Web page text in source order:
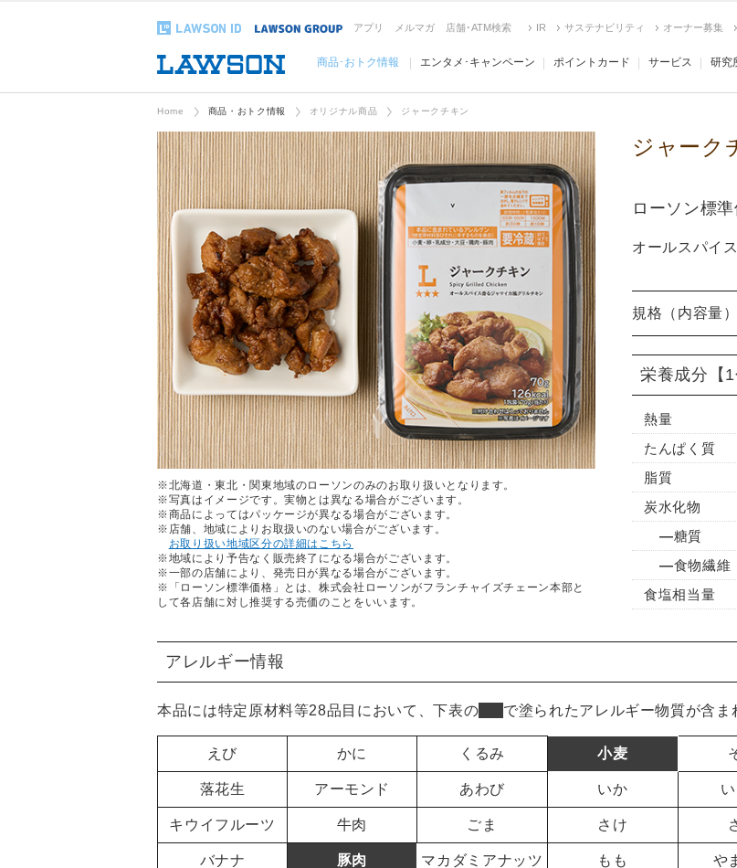
アプリ メルマガ 店舗･ATM検索 IR サステナビリティ オーナー募集
商品･おトク情報 エンタメ･キャンペーン ポイントカード サービス 研究
Home 商品・おトク情報 オリジナル商品 ジャークチキン
※北海道・東北・関東地域のローソンのみのお取り扱いとなります。
※写真はイメージです。実物とは異なる場合がございます。
※商品によってはパッケージが異なる場合がございます。
※店舗、地域によりお取扱いのない場合がございます。
お取り扱い地域区分の詳細はこちら
※地域により予告なく販売終了になる場合がございます。
※一部の店舗により、発売日が異なる場合がございます。
※「ローソン標準価格」とは、株式会社ローソンがフランチャイズチェーン本部と
して各店舗に対し推奨する売価のことをいいます。
ジャーク
ローソン標
オールスパイ
規格（内容量）
栄養成分 【
熱量
たんぱく質
脂質
炭水化物
糖質
食物繊維
食塩相当量
アレルギー情報
本品には特定原材料等28品目において、下表の で塗られたアレルギー物質が含ま
えび かに くるみ 小麦
落花生 アーモンド あわび いか
キウイフルーツ 牛肉 ごま さけ
バナナ 豚肉 マカダミアナッツ もも や